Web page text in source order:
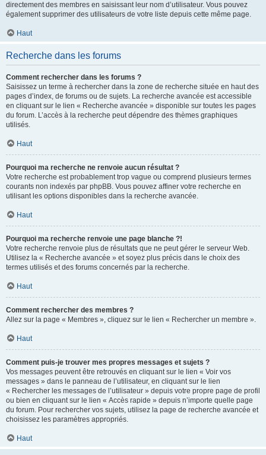
directement des membres en saisissant leur nom d’utilisateur. Vous pouvez
également supprimer des utilisateurs de votre liste depuis cette même page.
Haut
Recherche dans les forums
Comment rechercher dans les forums ?
Saisissez un terme à rechercher dans la zone de recherche située en haut des
pages d’index, de forums ou de sujets. La recherche avancée est accessible
en cliquant sur le lien « Recherche avancée » disponible sur toutes les pages
du forum. L’accès à la recherche peut dépendre des thèmes graphiques
utilisés.
Haut
Pourquoi ma recherche ne renvoie aucun résultat ?
Votre recherche est probablement trop vague ou comprend plusieurs termes
courants non indexés par phpBB. Vous pouvez affiner votre recherche en
utilisant les options disponibles dans la recherche avancée.
Haut
Pourquoi ma recherche renvoie une page blanche ?!
Votre recherche renvoie plus de résultats que ne peut gérer le serveur Web.
Utilisez la « Recherche avancée » et soyez plus précis dans le choix des
termes utilisés et des forums concernés par la recherche.
Haut
Comment rechercher des membres ?
Allez sur la page « Membres », cliquez sur le lien « Rechercher un membre ».
Haut
Comment puis-je trouver mes propres messages et sujets ?
Vos messages peuvent être retrouvés en cliquant sur le lien « Voir vos
messages » dans le panneau de l’utilisateur, en cliquant sur le lien
« Rechercher les messages de l’utilisateur » depuis votre propre page de profil
ou bien en cliquant sur le lien « Accès rapide » depuis n’importe quelle page
du forum. Pour rechercher vos sujets, utilisez la page de recherche avancée et
choisissez les paramètres appropriés.
Haut